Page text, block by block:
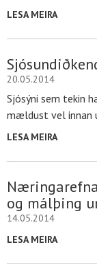
LESA MEIRA
20.05.2014
Sjósýni sem tekin
mældust vel innan
LESA MEIRA
og málþing
14.05.2014
LESA MEIRA